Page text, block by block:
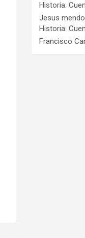
Historia:
Jesus
Historia:
Francisco